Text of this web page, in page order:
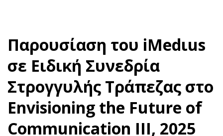
Παρουσίαση του iMedιus
σε Ειδική Συνεδρία
Στρογγυλής Τράπεζας στο
Envisioning the Future of
Communication ΙΙΙ, 2025